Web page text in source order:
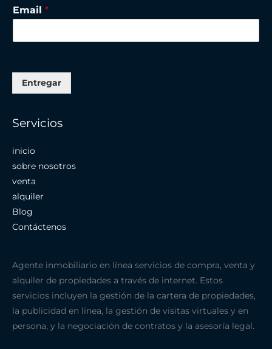
Email *
Entregar
Servicios
inicio
sobre nosotros
venta
alquiler
Blog
Contáctenos
Agente inmobiliario en línea servicios de compra, venta y
alquiler de propiedades a través de internet. Estos
servicios incluyen la gestión de la cartera de propiedades,
la publicidad en línea, la gestión de visitas virtuales y en
persona, y la negociación de contratos y la asesoría legal.